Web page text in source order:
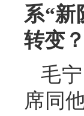
系“新
转变？
毛
席同